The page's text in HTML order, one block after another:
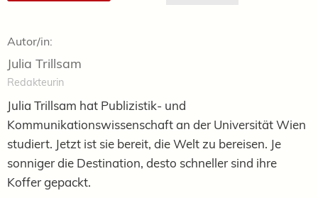
Autor/in:
Julia Trillsam
Redakteurin
Julia Trillsam hat Publizistik- und
Kommunikationswissenschaft an der Universität Wien
studiert. Jetzt ist sie bereit, die Welt zu bereisen. Je
sonniger die Destination, desto schneller sind ihre
Koffer gepackt.